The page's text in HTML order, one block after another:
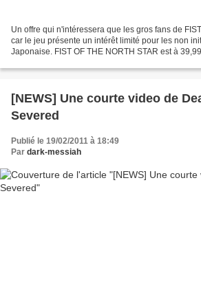
Un offre qui n'intéressera que les gros fans de
car le jeu présente un intérêt limité pour les non
Japonaise. FIST OF THE NORTH STAR est à
[NEWS] Une courte video de
Severed
Publié le 19/02/2011 à 18:49
Par dark-messiah